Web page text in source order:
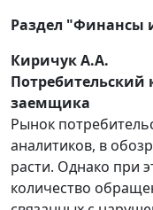
Раздел "Финансы
Киричук А.А.
Потребительский
заемщика
Рынок
аналитиков, в
расти. Однако при
количество